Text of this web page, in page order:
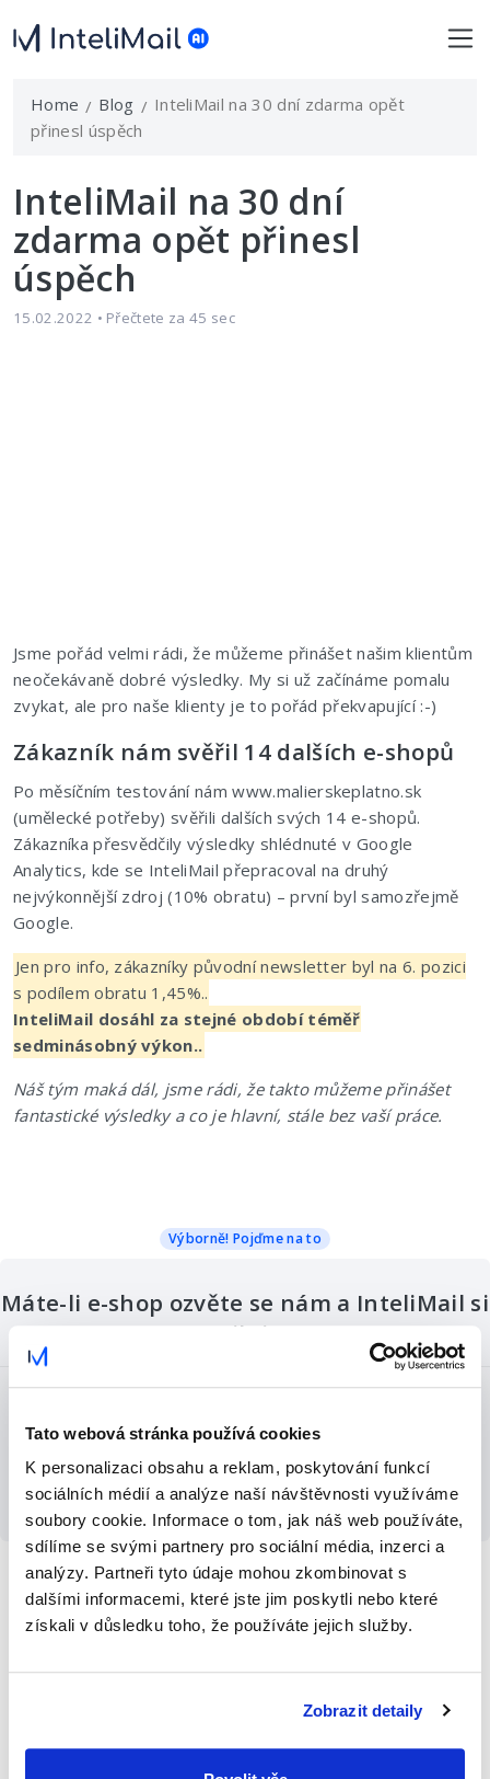
Tato webová stránka používá cookies
K personalizaci obsahu a reklam, poskytování funkcí
sociálních médií a analýze naší návštěvnosti využíváme
soubory cookie. Informace o tom, jak náš web používáte,
sdílíme se svými partnery pro sociální média, inzerci a
analýzy. Partneři tyto údaje mohou zkombinovat s
dalšími informacemi, které jste jim poskytli nebo které
získali v důsledku toho, že používáte jejich služby.
Zobrazit detaily
Home Blog
InteliMail na 30 dní zdarma opět
přinesl úspěch
InteliMail na 30 dní
zdarma opět přinesl
úspěch
15.02.2022 • Přečtete za 45 sec
Jsme pořád velmi rádi, že můžeme přinášet našim klientům
neočekávaně dobré výsledky. My si už začínáme pomalu
zvykat, ale pro naše klienty je to pořád překvapující :-)
Zákazník nám svěřil 14 dalších e-shopů
Po měsíčním testování nám www.malierskeplatno.sk
(umělecké potřeby) svěřili dalších svých 14 e-shopů.
Zákazníka přesvědčily výsledky shlédnuté v Google
Analytics, kde se InteliMail přepracoval na druhý
nejvýkonnější zdroj (10% obratu) – první byl samozřejmě
Google.
Jen pro info, zákazníky původní newsletter byl na 6. pozici
s podílem obratu 1,45%..
InteliMail dosáhl za stejné období téměř
sedminásobný výkon..
Náš tým maká dál, jsme rádi, že takto můžeme přinášet
fantastické výsledky a co je hlavní, stále bez vaší práce.
Výborně! Pojďme na to
Máte-li e-shop ozvěte se nám a InteliMail si
zamilujete
30 dní bezplatného provozu
Vyzkoušet InteliMail Více informací
Staňte se i vy naším spokojeným zákazníkem